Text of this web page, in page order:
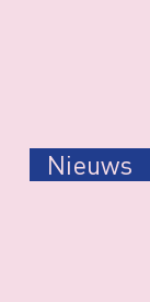
Nieuws